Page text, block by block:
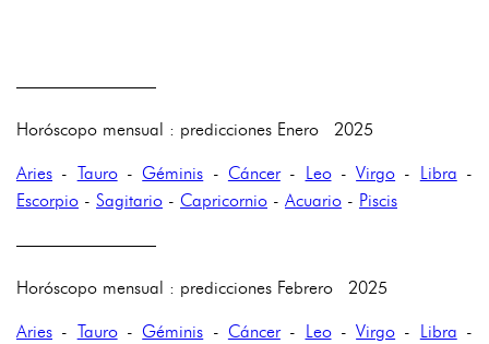
————————
Horóscopo mensual : predicciones Enero 2025
Aries - Tauro- Géminis - Cáncer- Leo-Virgo - Libra -
Escorpio - Sagitario - Capricornio - Acuario - Piscis
————————
Horóscopo mensual : predicciones Febrero 2025
Aries - Tauro- Géminis - Cáncer- Leo-Virgo - Libra -